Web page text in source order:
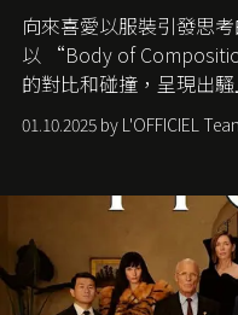
向來喜愛以服裝引發思
以 “Body of
的對比和碰撞，呈現出
社會各種資訊、文化超載
01.10.2025 by L'OFFICIEL